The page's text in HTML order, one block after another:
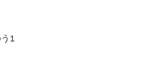
1